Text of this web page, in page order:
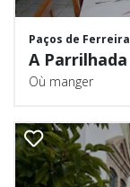
Paços de Ferreira
A Parrilhada
Où manger